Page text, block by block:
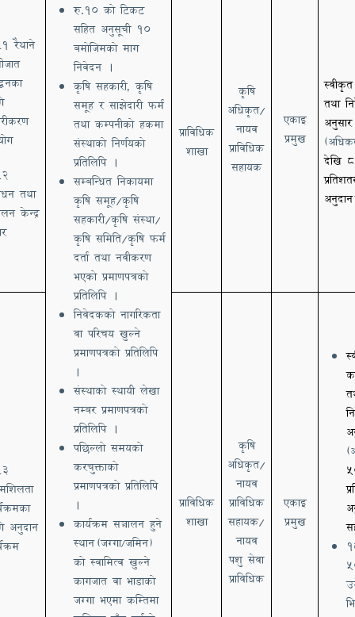
.१ रैथाने
.२
तथा
केन्द्र
रु.१० को टिकट
सहित अनुसूची १०
बमोजिमको माग
निवेदन ।
कृषि सहकारी, कृषि
समूह र साझेदारी फर्म
तथा कम्पनीको हकमा
संस्थाको निर्णयको
प्रतिलिपि ।
सम्बन्धित निकायमा
कृषि समूह/कृषि
सहकारी/कृषि संस्था/
कृषि समिति/कृषि फर्म
दर्ता तथा नवीकरण
भएको प्रमाणपत्रको
प्रतिलिपि ।
निवेदकको नागरिकता
वा परिचय खुल्ने
प्रमाणपत्रको प्रतिलिपि
।
संस्थाको स्थायी लेखा
नम्बर प्रमाणपत्रको
प्रतिलिपि ।
पछिल्लो समयको
करचुक्ताको
प्रमाणपत्रको प्रतिलिपि
।
कार्यक्रम सञ्चालन हुने
स्थान(जग्गा/जमिन)
को स्वामित्व खुल्ने
कागजात वा भाडाको
जग्गा भएमा कम्तिमा
प्राविधिक
शाखा
कृषि
अधिकृत/
नायव
प्राविधिक
सहायक
एकाइ
प्रमुख
स्वीकृत
तथा
अनुसार
देखि
अनुदान
.३
अनुदान
प्राविधिक
शाखा
कृषि
अधिकृत/
नायव
प्राविधिक
सहायक/
नायव
पशु सेवा
प्राविधिक
एकाइ
प्रमुख